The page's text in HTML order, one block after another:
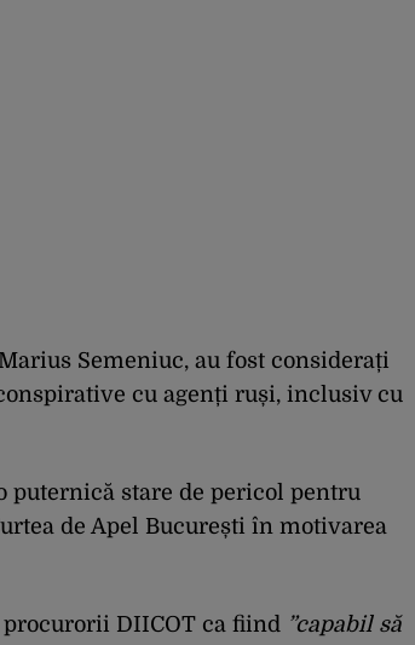
Semeniuc, au fost considerați
cu agenți ruși, inclusiv cu
puternică stare de pericol pentru
de Apel București în motivarea
procurorii DIICOT ca fiind ”capabil să